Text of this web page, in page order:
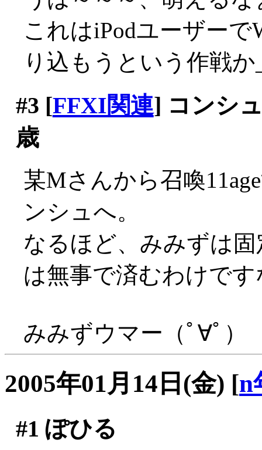
これはiPodユーザー
り込もうという作戦か
#3 [FFXI関連] コンシ
歳
某Mさんから召喚
ンシュへ。
なるほど、みみずは
は無事で済むわけです
みみずウマー（ﾟ∀ﾟ）
2005年01月14日(金) [n
#1 ぽひる